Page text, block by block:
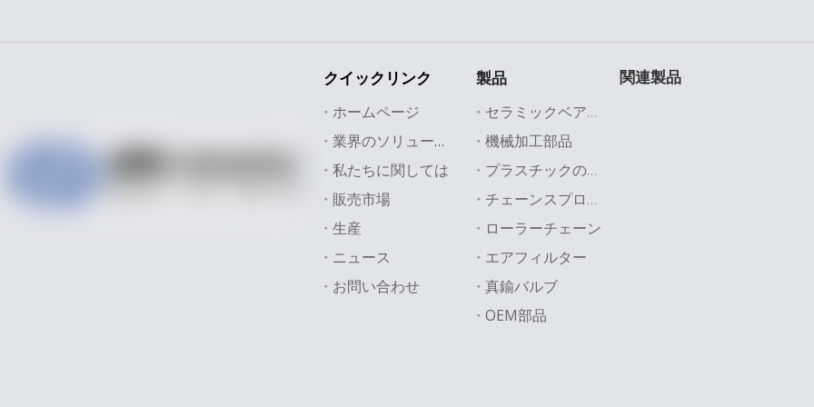
前:
紙フレームプレートプライマリエアフィルター
ポリエステルエアフィルターカートリッジ
エアコンプレッサーフィルター
Carbon Air Filter
クイックリンク
ホームページ
業界のソリューション
私たちに関しては
販売市場
生産
ニュース
お問い合わせ
製品
セラミックベアリング
機械加工部品
プラスチックの部品
チェーンスプロケット
ローラーチェーン
エアフィルター
真鍮バルブ
OEM部品
関連製品